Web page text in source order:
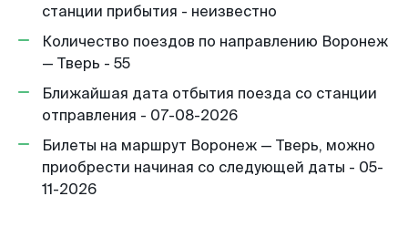
станции прибытия - неизвестно
Количество поездов по направлению Воронеж
— Тверь - 55
Ближайшая дата отбытия поезда со станции
отправления - 07-08-2026
Билеты на маршрут Воронеж — Тверь, можно
приобрести начиная со следующей даты - 05-
11-2026